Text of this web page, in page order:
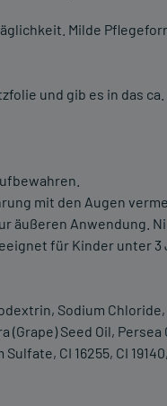
Milde
und gib es in das ca.
mit den Augen
äußeren Anwendung.
für Kinder unter 3
Sodium
(Grape) Seed Oil,
CI 16255, CI 19140,